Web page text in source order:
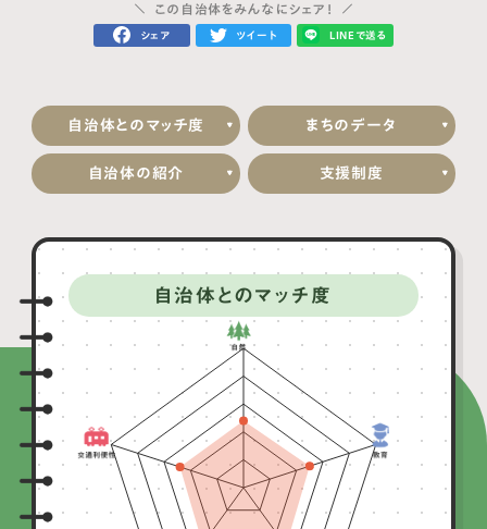
この自治体をみんなにシェア！
シェア ツイート LINEで送る
自治体とのマッチ度 まちのデータ
自治体の紹介 支援制度
自治体とのマッチ度